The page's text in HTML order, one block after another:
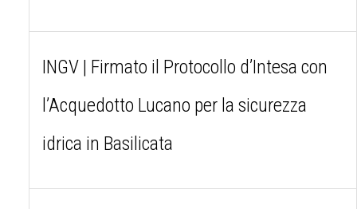
INGV | Firmato il Protocollo d’Intesa con
l’Acquedotto Lucano per la sicurezza
idrica in Basilicata